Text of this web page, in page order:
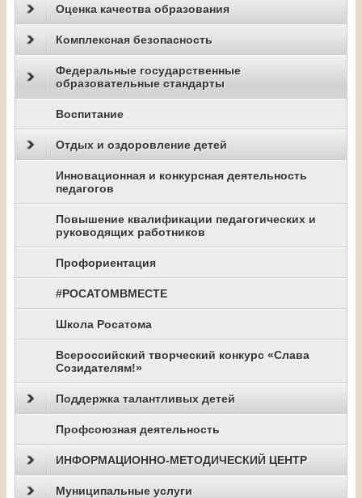
Оценка качества образования
Комплексная безопасность
Федеральные государственные
образовательные стандарты
Воспитание
Отдых и оздоровление детей
Инновационная и конкурсная деятельность
педагогов
Повышение квалификации педагогических и
руководящих работников
Профориентация
#РОСАТОМВМЕСТЕ
Школа Росатома
Всероссийский творческий конкурс «Слава
Созидателям!»
Поддержка талантливых детей
Профсоюзная деятельность
ИНФОРМАЦИОННО-МЕТОДИЧЕСКИЙ ЦЕНТР
Муниципальные услуги